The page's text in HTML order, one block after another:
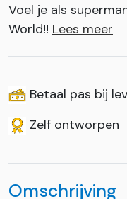
Voel je als
World!! Lees meer
Betaal pas bij
Zelf ontworpen
Omschrijving